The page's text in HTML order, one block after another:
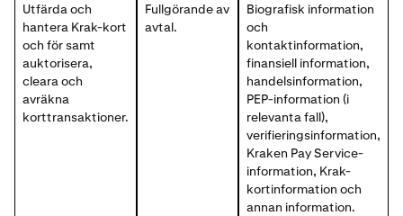
Utfärda och
hantera Krak-kort
och för samt
auktorisera,
cleara och
avräkna
korttransaktioner.
Fullgörande av
avtal.
Biografisk information
och
kontaktinformation,
finansiell information,
handelsinformation,
PEP-information (i
relevanta fall),
verifieringsinformation,
Kraken Pay Service-
information, Krak-
kortinformation och
annan information.